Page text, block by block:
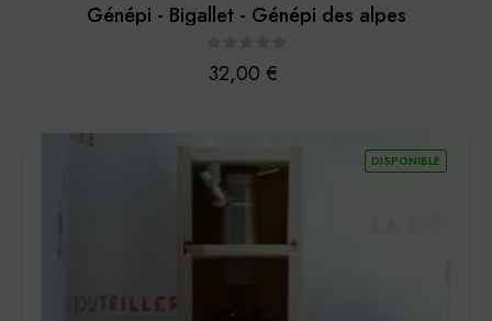
Génépi - Bigallet - Génépi des alpes
Prix
32,00 €
DISPONIBLE